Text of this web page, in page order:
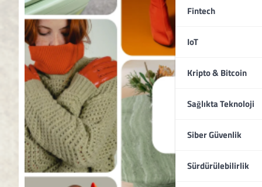
Fintech
IoT
Kripto & Bitcoin
Sağlıkta Teknoloji
Siber Güvenlik
Sürdürülebilirlik